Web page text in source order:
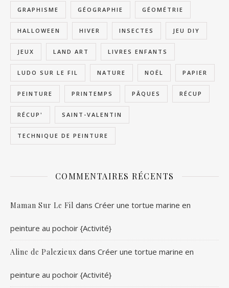
GRAPHISME GÉOGRAPHIE GÉOMÉTRIE
HALLOWEEN HIVER INSECTES JEU DIY
JEUX LAND ART LIVRES ENFANTS
LUDO SUR LE FIL NATURE NOËL PAPIER
PEINTURE PRINTEMPS PÂQUES RÉCUP
RÉCUP' SAINT-VALENTIN
TECHNIQUE DE PEINTURE
COMMENTAIRES RÉCENTS
Maman Sur Le Fil dans Créer une tortue marine en
peinture au pochoir {Activité}
Aline de Palezieux dans Créer une tortue marine en
peinture au pochoir {Activité}